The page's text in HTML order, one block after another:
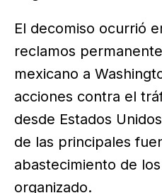
El decomiso ocurrió
reclamos
mexicano a
acciones contra el
desde Estados
de las principales
abastecimiento de
organizado.